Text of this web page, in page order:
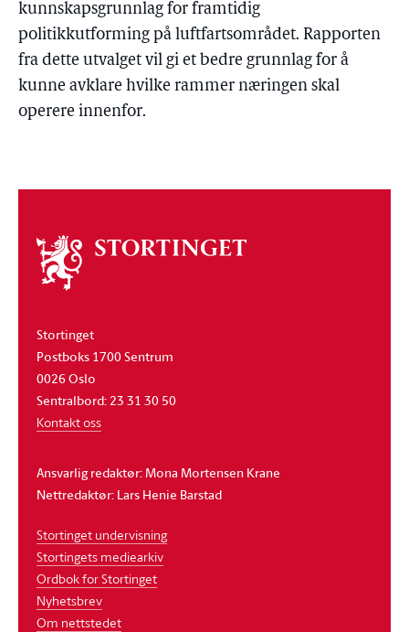
kunnskapsgrunnlag for framtidig
politikkutforming på luftfartsområdet. Rapporten
fra dette utvalget vil gi et bedre grunnlag for å
kunne avklare hvilke rammer næringen skal
operere innenfor.
Om
stortinget
Stortinget
Postboks 1700 Sentrum
0026 Oslo
Sentralbord: 23 31 30 50
Kontakt oss
Ansvarlig redaktør: Mona Mortensen Krane
Nettredaktør: Lars Henie Barstad
Stortinget undervisning
Stortingets mediearkiv
Ordbok for Stortinget
Nyhetsbrev
Om nettstedet